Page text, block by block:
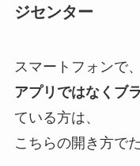
ジセンター
スマートフォンで、
アプリではなくブ
ている方は、
こちらの開き方で